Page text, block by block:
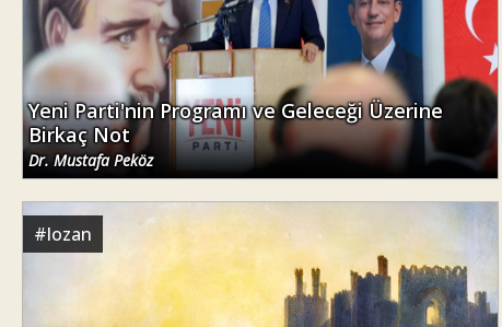
Yeni Parti'nin Programı ve Geleceği Üzerine
Birkaç Not
Dr. Mustafa Peköz
#lozan